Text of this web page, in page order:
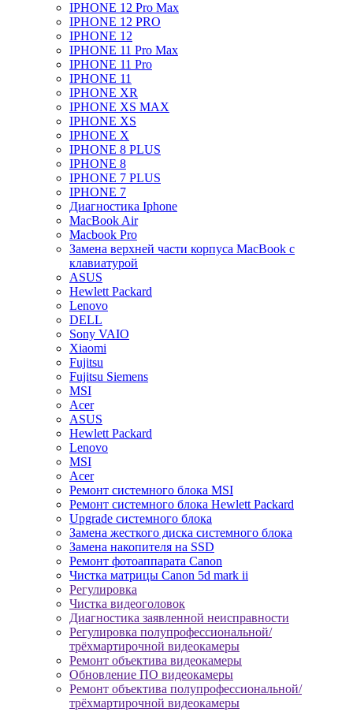
IPHONE 12 Pro Max
IPHONE 12 PRO
IPHONE 12
IPHONE 11 Pro Max
IPHONE 11 Pro
IPHONE 11
IPHONE XR
IPHONE XS MAX
IPHONE XS
IPHONE X
IPHONE 8 PLUS
IPHONE 8
IPHONE 7 PLUS
IPHONE 7
Диагностика Iphone
MacBook Air
Macbook Pro
Замена верхней части корпуса MacBook с
клавиатурой
ASUS
Hewlett Packard
Lenovo
DELL
Sony VAIO
Xiaomi
Fujitsu
Fujitsu Siemens
MSI
Acer
ASUS
Hewlett Packard
Lenovo
MSI
Acer
Ремонт системного блока MSI
Ремонт системного блока Hewlett Packard
Upgrade системного блока
Замена жесткого диска системного блока
Замена накопителя на SSD
Ремонт фотоаппарата Canon
Чистка матрицы Canon 5d mark ii
Регулировка
Чистка видеоголовок
Диагностика заявленной неисправности
Регулировка полупрофессиональной/
трёхмартирочной видеокамеры
Ремонт объектива видеокамеры
Обновление ПО видеокамеры
Ремонт объектива полупрофессиональной/
трёхмартирочной видеокамеры